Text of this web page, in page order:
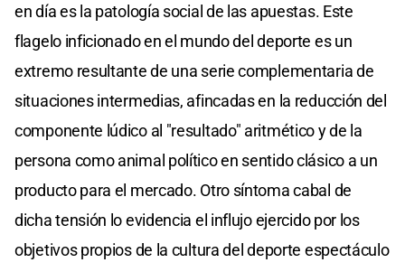
en día es la patología social de las apuestas. Este
flagelo inficionado en el mundo del deporte es un
extremo resultante de una serie complementaria de
situaciones intermedias, afincadas en la reducción del
componente lúdico al "resultado" aritmético y de la
persona como animal político en sentido clásico a un
producto para el mercado. Otro síntoma cabal de
dicha tensión lo evidencia el influjo ejercido por los
objetivos propios de la cultura del deporte espectáculo